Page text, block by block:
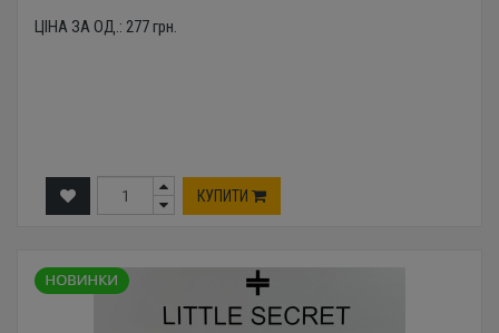
ЦІНА ЗА ОД.: 277грн.
КУПИТИ